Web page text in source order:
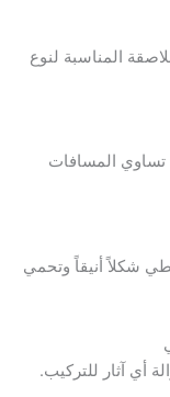
المناسبة لنوع
تساوي المسافات
شكلاً أنيقاً وتحمي
أي آثار للتركيب.